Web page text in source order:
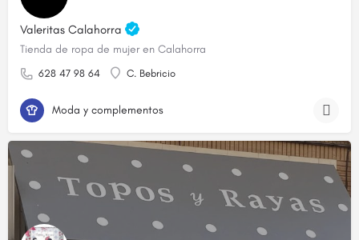
Valeritas Calahorra
Tienda de ropa de mujer en Calahorra
628 47 98 64 C. Bebricio
Moda y complementos